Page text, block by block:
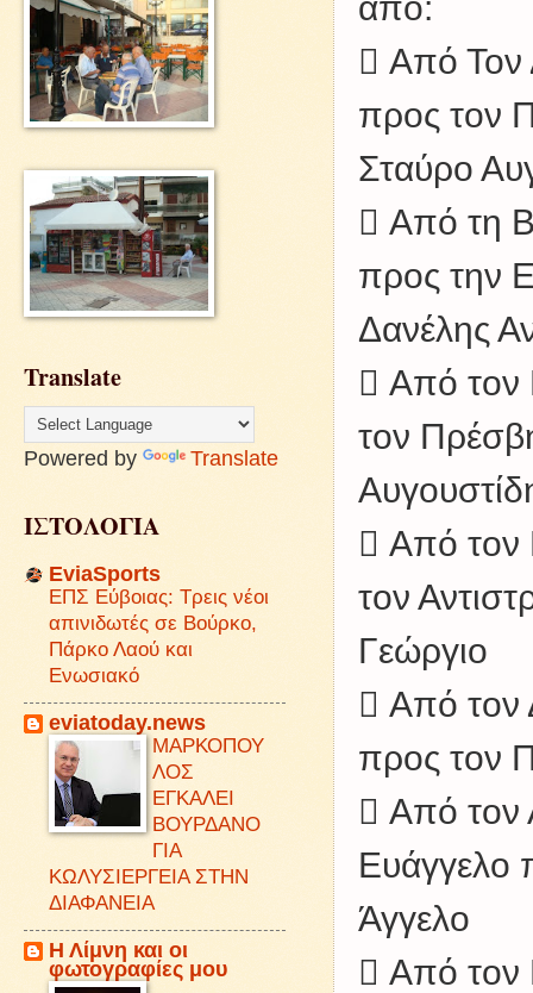
 Από Τον
προς τον
Σταύρο
 Από τη
προς την
Δανέλης
 Από
τον
 Από
τον
Γεώργιο
 Από τον
προς τον
 Από τον
Ευάγγελο
Άγγελο
 Από τον
Translate
Powered by Translate
ΙΣΤΟΛΟΓΙΑ
EviaSports
ΕΠΣ Εύβοιας: Τρεις νέοι
απινιδωτές σε Βούρκο,
Πάρκο Λαού και
Ενωσιακό
eviatoday.news
ΜΑΡΚΟΠΟΥ
ΛΟΣ
ΕΓΚΑΛΕΙ
ΒΟΥΡΔΑΝΟ
ΓΙΑ
ΚΩΛΥΣΙΕΡΓΕΙΑ ΣΤΗΝ
ΔΙΑΦΑΝΕΙΑ
Η Λίμνη και οι
φωτογραφίες μου